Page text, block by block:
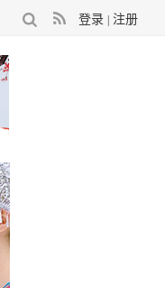
登录 注册